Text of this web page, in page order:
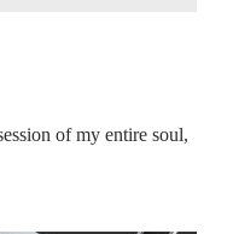
of my entire soul,